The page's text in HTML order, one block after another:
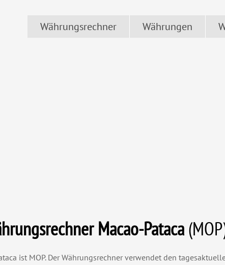
Währungsrechner Währungen
Macao-Pataca
ist MOP. Der Währungsrechner verwendet den